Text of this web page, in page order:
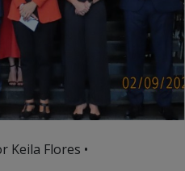
Keila Flores •